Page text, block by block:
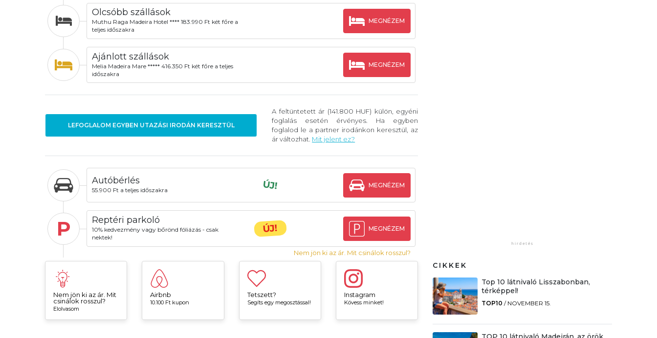
Olcsóbb szállások
Muthu Raga Madeira Hotel **** 183.990 Ft két főre a
teljes időszakra
MEGNÉZEM
Ajánlott szállások
Melia Madeira Mare ***** 416.350 Ft két főre a teljes
időszakra
MEGNÉZEM
LEFOGLALOM EGYBEN UTAZÁSI IRODÁN KERESZTÜL
A feltüntetett ár (141.800 HUF) külön, egyéni
foglalás esetén érvényes. Ha egyben
foglalod le a partner irodánkon keresztül, az
ár változhat. Mit jelent ez?
Autóbérlés
55.900 Ft a teljes időszakra ÚJ! MEGNÉZEM
P Reptéri parkoló
10% kedvezmény vagy bőrönd fóliázás - csak
nektek!
ÚJ! MEGNÉZEM
Nem jön ki az ár. Mit csinálok rosszul?
Nem jön ki az ár. Mit
csinálok rosszul?
Elolvasom
Airbnb
10.100 Ft kupon
Tetszett?
Segíts egy megosztással!
Instagram
Kövess minket!
CIKKEK
Top 10 látnivaló Lisszabonban,
térképpel!
TOP10 / NOVEMBER 15.